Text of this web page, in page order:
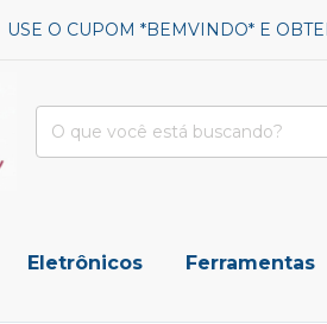
USE O CUPOM *BEMVINDO* E
Eletrônicos Ferramentas